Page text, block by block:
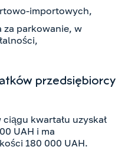
importowych,
za parkowanie, w
przedsiębiorcy
kwartału uzyskał
UAH i ma
180 000 UAH.